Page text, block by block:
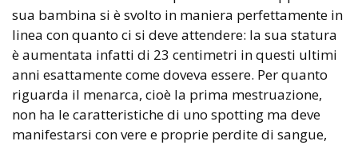
sua bambina si è svolto in maniera perfettamente in
linea con quanto ci si deve attendere: la sua statura
è aumentata infatti di 23 centimetri in questi ultimi
anni esattamente come doveva essere. Per quanto
riguarda il menarca, cioè la prima mestruazione,
non ha le caratteristiche di uno spotting ma deve
manifestarsi con vere e proprie perdite di sangue,